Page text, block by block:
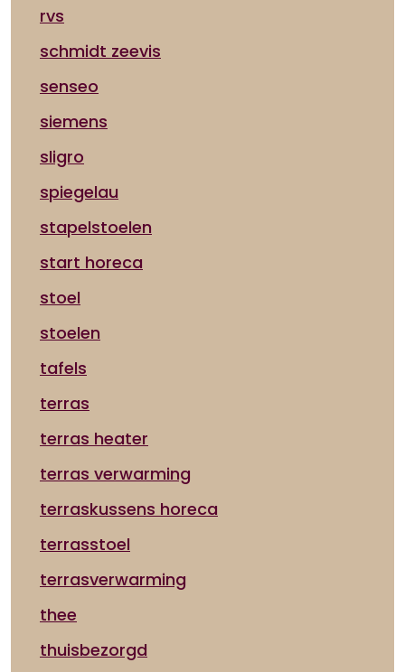
rvs
schmidt zeevis
senseo
siemens
sligro
spiegelau
stapelstoelen
start horeca
stoel
stoelen
tafels
terras
terras heater
terras verwarming
terraskussens horeca
terrasstoel
terrasverwarming
thee
thuisbezorgd